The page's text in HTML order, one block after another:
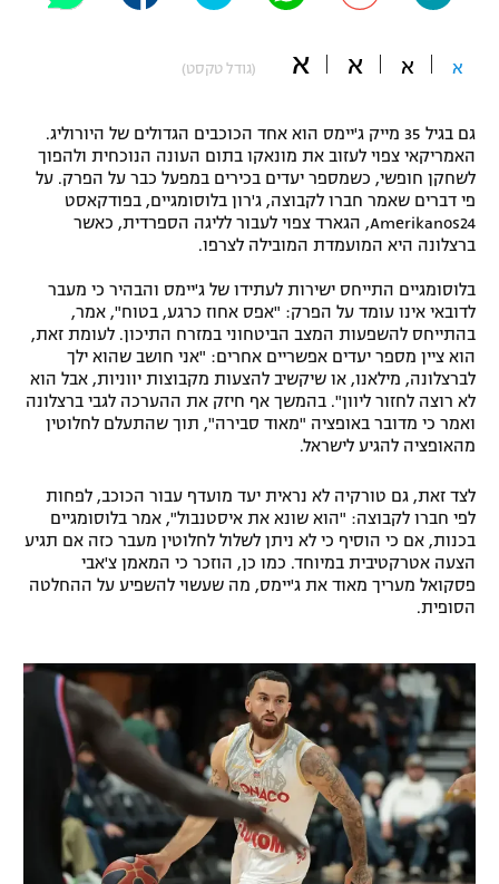
תקנון משתתפים וזוכים בפרסים
תקנון עבור פעילות אלקטרה
תקנון עבור פעילות ספורט 1 – "מרלן"
טניס
גיימינג E-Sports
תנאי שימוש
מדיניות פרטיות
רשיון להקרנה פומבית לבית עסק
הצטרפות לחבילת הערוצים
תגיות
המגזין
כדורמים
פוטבול אמריקאי NFL
ספורט אתגרי ואקסטרים
אומנויות לחימה
גיימינג E-Sports
א א א א (גודל טקסט)
גם בגיל 35 מייק ג'יימס הוא אחד הכוכבים הגדולים של היורוליג.
האמריקאי צפוי לעזוב את מונאקו בתום העונה הנוכחית ולהפוך
לשחקן חופשי, כשמספר יעדים בכירים במפעל כבר על הפרק. על
פי דברים שאמר חברו לקבוצה, ג'רון בלוסומגיים, בפודקאסט
Amerikanos24, הגארד צפוי לעבור לליגה הספרדית, כאשר
ברצלונה היא המועמדת המובילה לצרפו.
בלוסומגיים התייחס ישירות לעתידו של ג'יימס והבהיר כי מעבר
לדובאי אינו עומד על הפרק: "אפס אחוז כרגע, בטוח", אמר,
בהתייחס להשפעות המצב הביטחוני במזרח התיכון. לעומת זאת,
הוא ציין מספר יעדים אפשריים אחרים: "אני חושב שהוא ילך
לברצלונה, מילאנו, או שיקשיב להצעות מקבוצות יווניות, אבל הוא
לא רוצה לחזור ליוון". בהמשך אף חיזק את ההערכה לגבי ברצלונה
ואמר כי מדובר באופציה "מאוד סבירה", תוך שהתעלם לחלוטין
מהאופציה להגיע לישראל.
לצד זאת, גם טורקיה לא נראית יעד מועדף עבור הכוכב, לפחות
לפי חברו לקבוצה: "הוא שונא את איסטנבול", אמר בלוסומגיים
בכנות, אם כי הוסיף כי לא ניתן לשלול לחלוטין מעבר כזה אם תגיע
הצעה אטרקטיבית במיוחד. כמו כן, הוזכר כי המאמן צ'אבי
פסקואל מעריך מאוד את ג'יימס, מה שעשוי להשפיע על ההחלטה
הסופית.